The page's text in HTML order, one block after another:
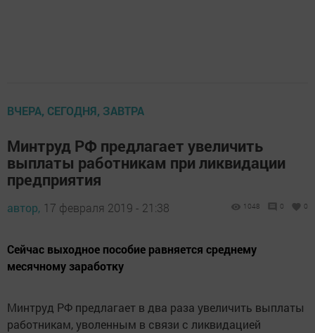
ВЧЕРА, СЕГОДНЯ, ЗАВТРА
Минтруд РФ предлагает увеличить
выплаты работникам при ликвидации
предприятия
автор, 17 февраля 2019 - 21:38 1048 0 0
Сейчас выходное пособие равняется среднему
месячному заработку
Минтруд РФ предлагает в два раза увеличить выплаты
работникам, уволенным в связи с ликвидацией